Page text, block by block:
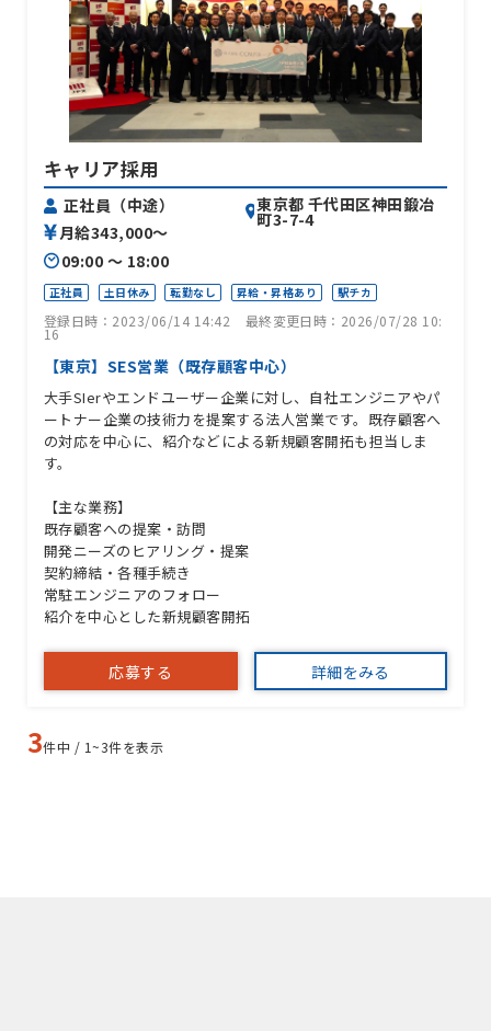
キャリア採用
正社員（中途）
月給343,000〜
09:00 〜 18:00
東京都 千代田区神田鍛冶
町3-7-4
正社員 土日休み 転勤なし 昇給・昇格あり 駅チカ
登録日時：2023/06/14 14:42 最終変更日時：2026/07/28 10:
16
【東京】SES営業（既存顧客中心）
大手SIerやエンドユーザー企業に対し、自社エンジニアやパ
ートナー企業の技術力を提案する法人営業です。既存顧客へ
の対応を中心に、紹介などによる新規顧客開拓も担当しま
す。
【主な業務】
既存顧客への提案・訪問
開発ニーズのヒアリング・提案
契約締結・各種手続き
常駐エンジニアのフォロー
紹介を中心とした新規顧客開拓
応募する 詳細をみる
3件中 / 1~3件を表示